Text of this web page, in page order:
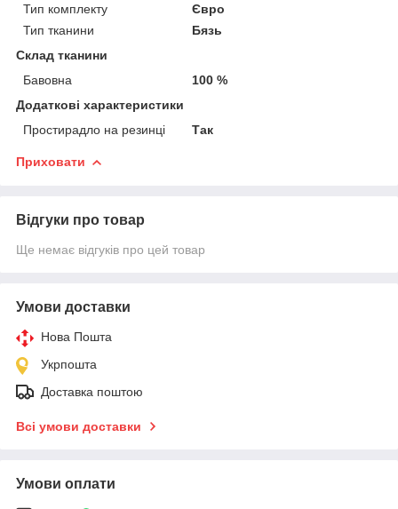
Тип комплекту
Євро
Тип тканини
Бязь
Склад тканини
Бавовна
100 %
Додаткові характеристики
Простирадло на резинці
Так
Приховати
Відгуки про товар
Ще немає відгуків про цей товар
Умови доставки
Нова Пошта
Укрпошта
Доставка поштою
Всі умови доставки
Умови оплати